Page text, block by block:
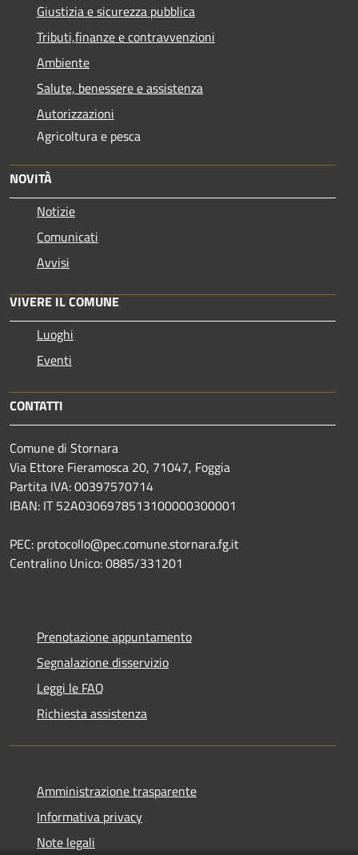
Giustizia e sicurezza pubblica
Tributi,finanze e contravvenzioni
Ambiente
Salute, benessere e assistenza
Autorizzazioni
Agricoltura e pesca
NOVITÀ
Notizie
Comunicati
Avvisi
VIVERE IL COMUNE
Luoghi
Eventi
CONTATTI
Comune di Stornara
Via Ettore Fieramosca 20, 71047, Foggia
Partita IVA: 00397570714
IBAN: IT 52A0306978513100000300001
PEC: protocollo@pec.comune.stornara.fg.it
Centralino Unico: 0885/331201
Prenotazione appuntamento
Segnalazione disservizio
Leggi le FAQ
Richiesta assistenza
Amministrazione trasparente
Informativa privacy
Note legali